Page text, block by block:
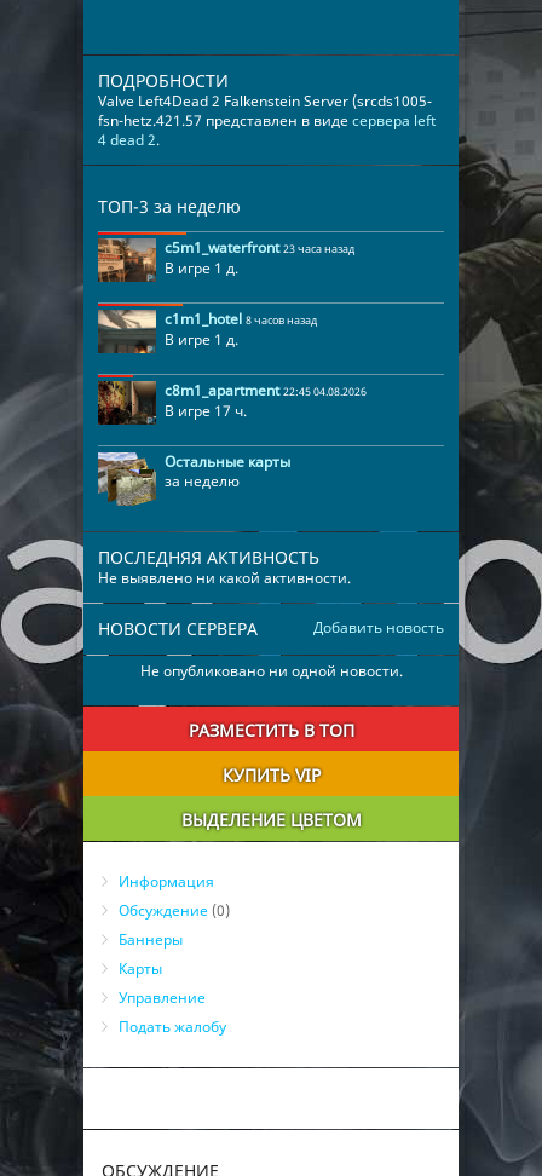
ПОДРОБНОСТИ
Valve Left4Dead 2 Falkenstein Server (srcds1005-
fsn-hetz.421.57 представлен в видесервера left
4 dead 2.
ТОП-3 за неделю
c5m1_waterfront 23 часа назад
В игре 1 д.
c1m1_hotel 8 часов назад
В игре 1 д.
c8m1_apartment 22:45 04.08.2026
В игре 17 ч.
Остальные карты
за неделю
ПОСЛЕДНЯЯ АКТИВНОСТЬ
Не выявлено ни какой активности.
Добавить новость
НОВОСТИ СЕРВЕРА
Не опубликовано ни одной новости.
РАЗМЕСТИТЬ В ТОП
КУПИТЬ VIP
ВЫДЕЛЕНИЕ ЦВЕТОМ
Информация
Обсуждение (0)
Баннеры
Карты
Управление
Подать жалобу
ОБСУЖДЕНИЕ